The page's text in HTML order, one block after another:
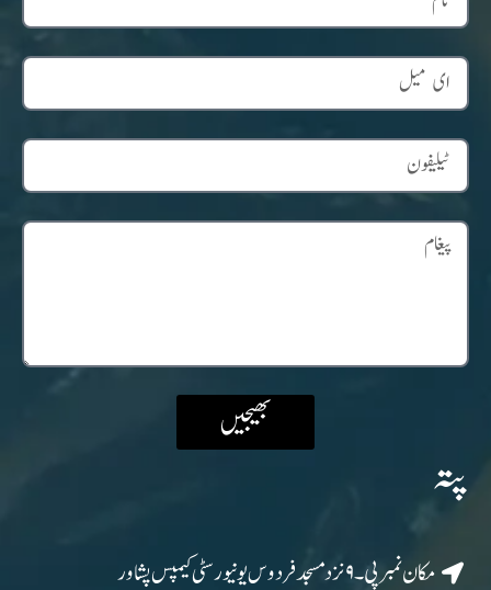
بھیجیں
پتہ
مکان نمبر پی۔۹ نزد مسجد فردوس یونیورسٹی کیمپس پشاور